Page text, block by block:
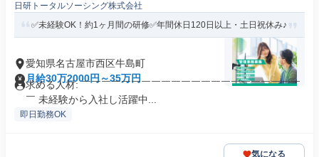
日研トータルソーシング株式会社
✅未経験OK！約1ヶ月間の研修✅年間休日120日以上・土日祝休み♪
愛知県名古屋市西区牛島町
月給30万2000円～35万円
求める人材: ￣￣￣￣￣￣￣￣￣￣￣￣￣￣￣￣￣￣￣￣￣￣
￣ 未経験から入社し活躍中...
即日勤務OK
気になる